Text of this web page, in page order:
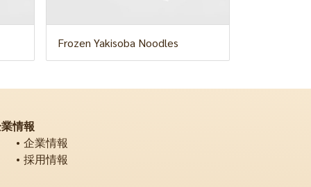
Frozen Yakisoba Noodles
情報
企業情報
採用情報